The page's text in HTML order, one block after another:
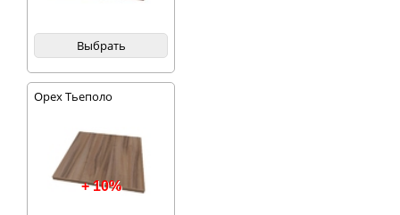
Выбрать
Орех Тьеполо
+ 10%